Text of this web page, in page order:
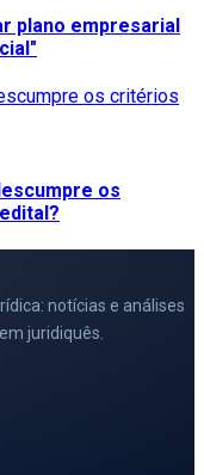
plano empresarial
os
notícias e análises
juridiquês.